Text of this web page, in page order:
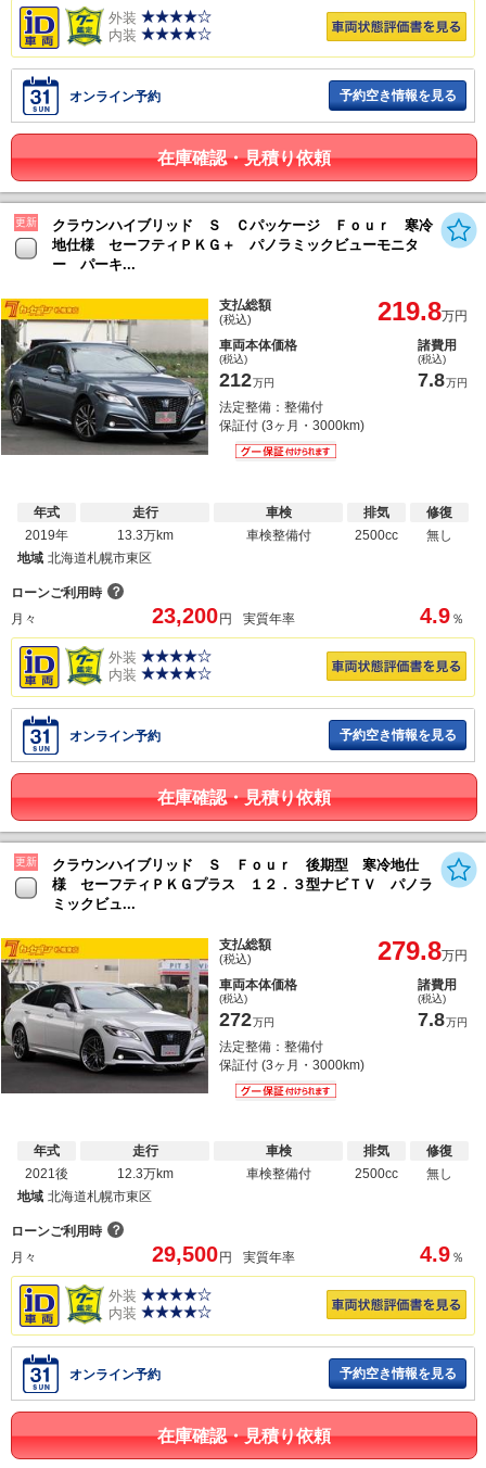
外装
内装
オンライン予約 予約空き情報を見る
在庫確認・見積り依頼
更新
クラウンハイブリッド Ｓ Ｃパッケージ Ｆｏｕｒ 寒冷
地仕様 セーフティＰＫＧ＋ パノラミックビューモニタ
ー パーキ...
支払総額
(税込) 219.8万円
車両本体価格
(税込)
212万円
諸費用
(税込)
7.8万円
法定整備：整備付
保証付 (3ヶ月・3000km)
年式
2019年
走行
13.3万km
車検
車検整備付
排気
2500cc
修復
無し
地域 北海道札幌市東区
ローンご利用時 ？
月々
23,200円 実質年率 4.9 ％
外装
内装
オンライン予約 予約空き情報を見る
在庫確認・見積り依頼
更新
クラウンハイブリッド Ｓ Ｆｏｕｒ 後期型 寒冷地仕
様 セーフティＰＫＧプラス １２．３型ナビＴＶ パノラ
ミックビュ...
支払総額
(税込) 279.8万円
車両本体価格
(税込)
272万円
諸費用
(税込)
7.8万円
法定整備：整備付
保証付 (3ヶ月・3000km)
年式
2021後
走行
12.3万km
車検
車検整備付
排気
2500cc
修復
無し
地域 北海道札幌市東区
ローンご利用時 ？
月々
29,500 円 実質年率 4.9 ％
外装
内装
オンライン予約 予約空き情報を見る
在庫確認・見積り依頼